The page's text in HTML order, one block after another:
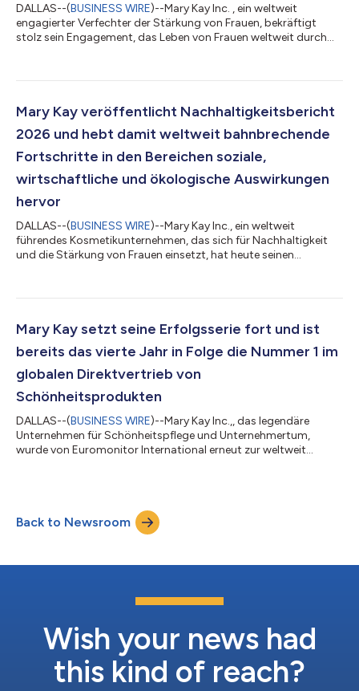
DALLAS--(BUSINESS WIRE)--Mary Kay Inc. , ein weltweit
engagierter Verfechter der Stärkung von Frauen, bekräftigt
stolz sein Engagement, das Leben von Frauen weltweit durch
zweckorientiertes Spenden mit Cause-Marketing verbindet, um
Wirkung zu erzielen. Seit 1996 hat das Programm über 230
Millionen US-Dollar in Form von Geld- und...
Mary Kay veröffentlicht Nachhaltigkeitsbericht
2026 und hebt damit weltweit bahnbrechende
Fortschritte in den Bereichen soziale,
wirtschaftliche und ökologische Auswirkungen
hervor
DALLAS--(BUSINESS WIRE)--Mary Kay Inc., ein weltweit
führendes Kosmetikunternehmen, das sich für Nachhaltigkeit
und die Stärkung von Frauen einsetzt, hat heute seinen
die Erfolge aus dem Jahr 2025 sowie die jüngsten
positive Veränderungen vorantreiben. Der Jahresbericht
unterstreicht Mary Kays jahrzehntelanges Engagemen...
Mary Kay setzt seine Erfolgsserie fort und ist
bereits das vierte Jahr in Folge die Nummer 1 im
globalen Direktvertrieb von
Schönheitsprodukten
DALLAS--(BUSINESS WIRE)--Mary Kay Inc.,, das legendäre
Unternehmen für Schönheitspflege und Unternehmertum,
wurde von Euromonitor International erneut zur weltweit
Nummer 1 durch Euromonitor zum vierten Mal in Folge ist eine
eindrucksvolle Bestätigung für den Einfluss unserer
unabhängigen Schönheitsberaterinnen auf d...
Back to Newsroom
Wish your news had
this kind of reach?